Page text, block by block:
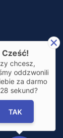
Cześć!
chcesz,
oddzwonili
za darmo
28 sekund?
TAK